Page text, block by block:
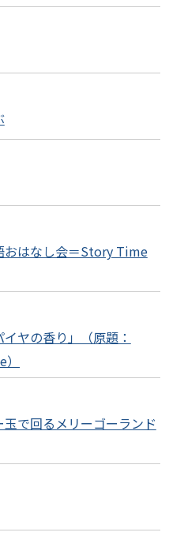
おはなし会＝Story Time
ヤの香り」（原題：
で回るメリーゴーランド